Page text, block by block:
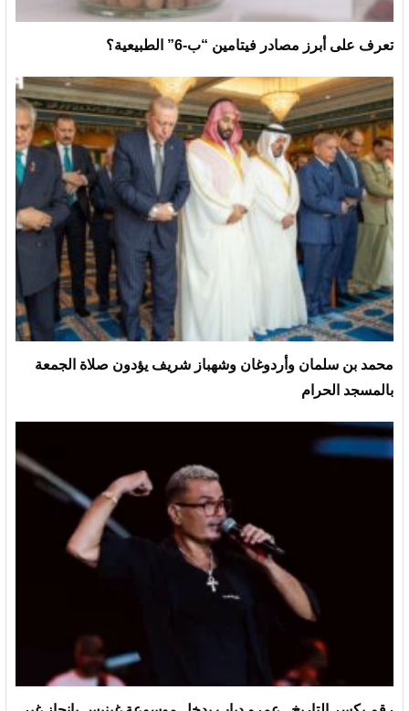
تعرف على أبرز مصادر فيتامين “ب-6” الطبيعية؟
محمد بن سلمان وأردوغان وشهباز شريف يؤدون صلاة الجمعة
بالمسجد الحرام